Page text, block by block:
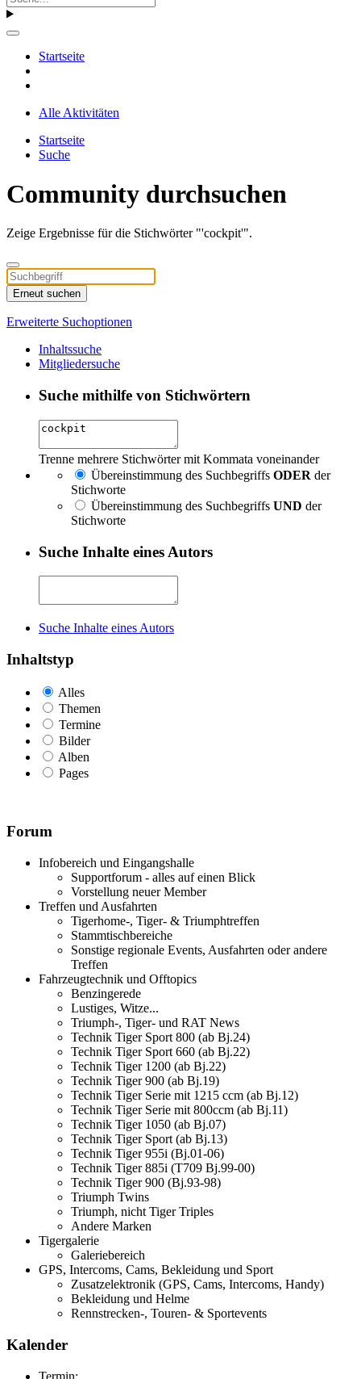
Startseite
Alle Aktivitäten
Startseite
Suche
Community durchsuchen
Zeige Ergebnisse für die Stichwörter "'cockpit'".
Erneut suchen
Erweiterte Suchoptionen
Inhaltssuche
Mitgliedersuche
Suche mithilfe von Stichwörtern
Trenne mehrere Stichwörter mit Kommata voneinander
Übereinstimmung des Suchbegriffs ODER der
Stichworte
Übereinstimmung des Suchbegriffs UND der
Stichworte
Suche Inhalte eines Autors
Suche Inhalte eines Autors
Inhaltstyp
Alles
Themen
Termine
Bilder
Alben
Pages
Forum
Infobereich und Eingangshalle
Supportforum - alles auf einen Blick
Vorstellung neuer Member
Treffen und Ausfahrten
Tigerhome-, Tiger- & Triumphtreffen
Stammtischbereiche
Sonstige regionale Events, Ausfahrten oder andere
Treffen
Fahrzeugtechnik und Offtopics
Benzingerede
Lustiges, Witze...
Triumph-, Tiger- und RAT News
Technik Tiger Sport 800 (ab Bj.24)
Technik Tiger Sport 660 (ab Bj.22)
Technik Tiger 1200 (ab Bj.22)
Technik Tiger 900 (ab Bj.19)
Technik Tiger Serie mit 1215 ccm (ab Bj.12)
Technik Tiger Serie mit 800ccm (ab Bj.11)
Technik Tiger 1050 (ab Bj.07)
Technik Tiger Sport (ab Bj.13)
Technik Tiger 955i (Bj.01-06)
Technik Tiger 885i (T709 Bj.99-00)
Technik Tiger 900 (Bj.93-98)
Triumph Twins
Triumph, nicht Tiger Triples
Andere Marken
Tigergalerie
Galeriebereich
GPS, Intercoms, Cams, Bekleidung und Sport
Zusatzelektronik (GPS, Cams, Intercoms, Handy)
Bekleidung und Helme
Rennstrecken-, Touren- & Sportevents
Kalender
Termin: